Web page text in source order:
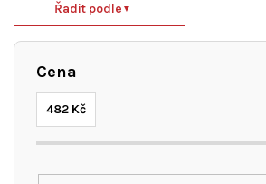
a
z
Řadit podle ▼
Cena
482 Kč